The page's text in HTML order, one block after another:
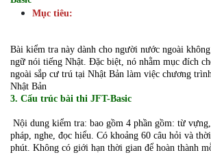
Mục tiêu:
Bài kiểm tra này dành cho người nước ngoài
ngữ nói tiếng Nhật. Đặc biệt, nó nhằm mục đích
ngoài sắp cư trú tại Nhật Bản làm việc chương
Nhật Bản
3. Cấu trúc bài thi JFT-Basic
Nội dung kiểm tra: bao gồm 4 phần gồm: từ
pháp, nghe, đọc hiểu. Có khoảng 60 câu hỏi và
phút. Không có giới hạn thời gian để hoàn thành